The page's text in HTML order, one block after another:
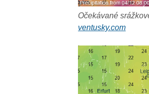
Očekávané
ventusky.com